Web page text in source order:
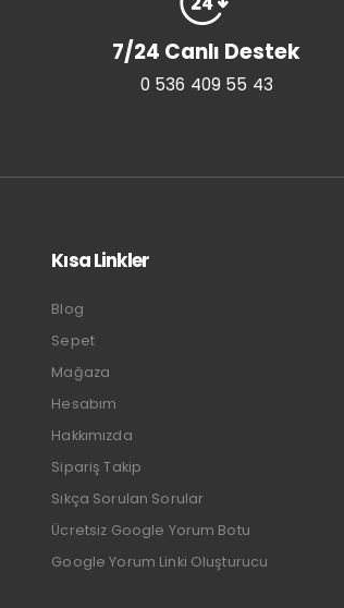
7/24 Canlı Destek
0 536 409 55 43
Kısa Linkler
Blog
Sepet
Mağaza
Hesabım
Hakkımızda
Sipariş Takip
Sıkça Sorulan Sorular
Ücretsiz Google Yorum Botu
Google Yorum Linki Oluşturucu